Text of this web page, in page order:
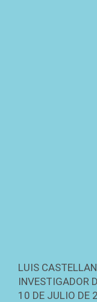
LUIS
INVESTIGADOR
10 DE JULIO